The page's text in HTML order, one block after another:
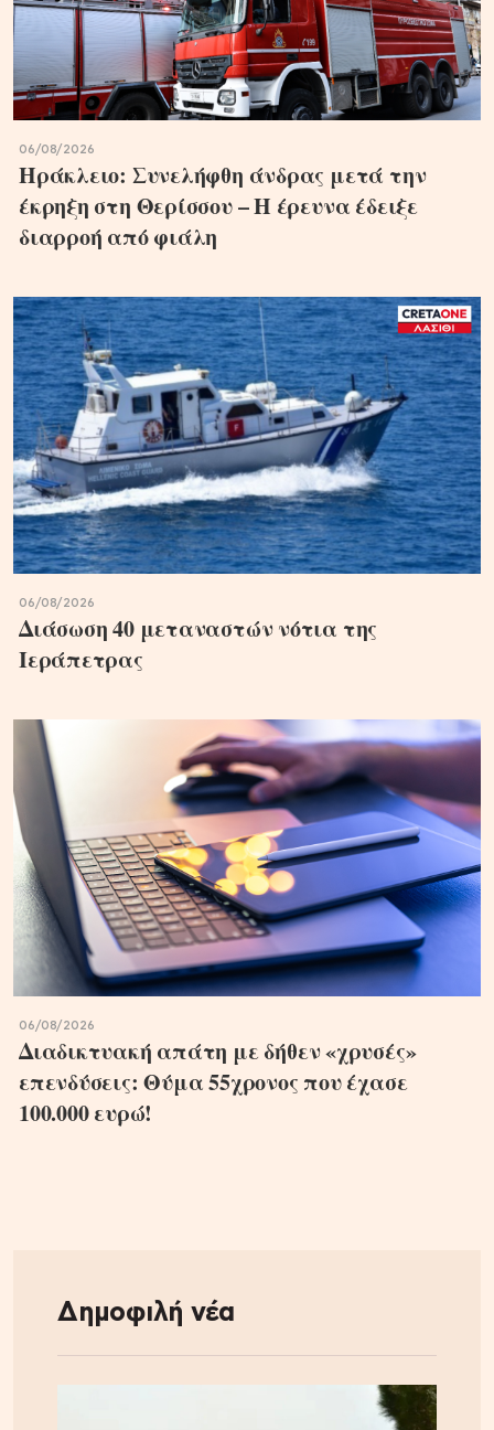
06/08/2026
Ηράκλειο: Συνελήφθη άνδρας μετά την
έκρηξη στη Θερίσσου – Η έρευνα έδειξε
διαρροή από φιάλη
06/08/2026
Διάσωση 40 μεταναστών νότια της
Ιεράπετρας
06/08/2026
Διαδικτυακή απάτη με δήθεν «χρυσές»
επενδύσεις: Θύμα 55χρονος που έχασε
100.000 ευρώ!
Δημοφιλή νέα